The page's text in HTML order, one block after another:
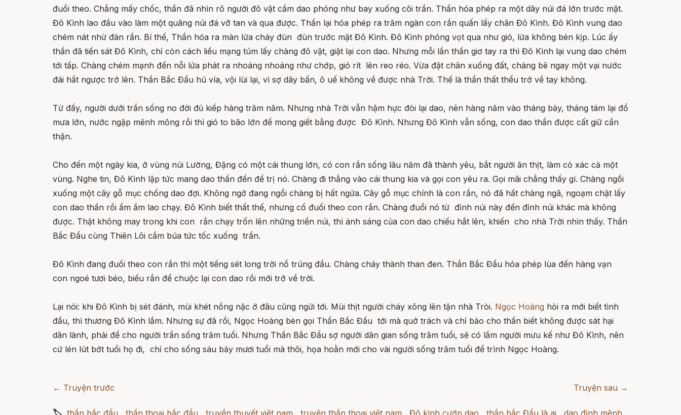
đuổi theo. Chẳng mấy chốc, thần đã nhìn rõ người đô vật cầm dao phóng như bay xuống cõi trần. Thần hóa phép ra một dãy núi đá lớn trước mặt.
Đô Kình lao đầu vào làm một quãng núi đá vỡ tan và qua được. Thần lại hóa phép ra trăm ngàn con rắn quấn lấy chân Đô Kình. Đô Kình vung dao
chém nát nhừ đàn rắn. Bí thế, Thần hóa ra màn lửa cháy đùn đùn trước mặt Đô Kình. Đô Kình phóng vọt qua như gió, lửa không bén kịp. Lúc ấy
thần đã tiến sát Đô Kình, chỉ còn cách liều mạng túm lấy chàng đô vật, giật lại con dao. Nhưng mỗi lần thần giơ tay ra thì Đô Kình lại vung dao chém
tới tấp. Chàng chém mạnh đến nỗi lửa phát ra nhoáng nhoáng như chớp, gió rít lên reo réo. Vừa đặt chân xuống đất, chàng bê ngay một vại nước
đái hắt ngược trở lên. Thần Bắc Đẩu hú vía, vội lùi lại, vì sợ dây bẩn, ô uế không về được nhà Trời. Thế là thần thất thểu trở về tay không.
Từ đấy, người dưới trần sống no đời đủ kiếp hàng trăm năm. Nhưng nhà Trời vẫn hậm hực đòi lại dao, nên hàng năm vào tháng bảy, tháng tám lại đổ
mưa lớn, nước ngập mênh mông rồi thì gió to bão lớn để mong giết bằng được Đô Kình. Nhưng Đô Kình vẫn sống, con dao thần được cất giữ cẩn
thận.
Cho đến một ngày kia, ở vùng núi Lường, Đặng có một cái thung lớn, có con rắn sống lâu năm đã thành yêu, bắt người ăn thịt, làm cỏ xác cả một
vùng. Nghe tin, Đô Kình lập tức mang dao thần đến để trị nó. Chàng đi thẳng vào cái thung kia và gọi con yêu ra. Gọi mãi chẳng thấy gì. Chàng ngồi
xuống một cây gỗ mục chống dao đợi. Không ngờ đang ngồi chàng bị hất ngửa. Cây gỗ mục chính là con rắn, nó đã hất chàng ngã, ngoạm chặt lấy
con dao thần rồi ầm ầm lao chạy. Đô Kình biết thất thế, nhưng cố đuổi theo con rắn. Chàng đuổi nó từ đỉnh núi này đến đỉnh núi khác mà không
được. Thật không may trong khi con rắn chạy trốn lên những triền núi, thì ánh sáng của con dao chiếu hắt lên, khiến cho nhà Trời nhìn thấy. Thần
Bắc Đẩu cùng Thiên Lôi cầm búa tức tốc xuống trần.
Đô Kình đang đuổi theo con rắn thì một tiếng sét long trời nổ trúng đầu. Chàng cháy thành than đen. Thần Bắc Đẩu hóa phép lùa đến hàng vạn
con ngoé tươi béo, biếu rắn để chuộc lại con dao rồi mới trở về trời.
Lại nói: khi Đô Kình bị sét đánh, mùi khét nồng nặc ở đâu cũng ngửi tới. Mùi thịt người cháy xông lên tận nhà Tròi. Ngọc Hoàng hỏi ra mới biết tình
đầu, thì thương Đô Kình lắm. Nhưng sự đã rồi, Ngọc Hoàng bèn gọi Thần Bắc Đẩu tới mà quở trách và chỉ bảo cho thần biết không được sát hại
dân lành, phải để cho người trần sống trăm tuổi. Nhưng Thần Bắc Đẩu sợ người dân gian sống trăm tuổi, sẽ có lắm người mưu kế như Đô Kình, nên
cứ lén lút bớt tuổi họ đi, chỉ cho sống sáu bảy mươi tuổi mà thôi, họa hoằn mới cho vài người sống trăm tuổi để trình Ngọc Hoàng.
← Truyện trước Truyện sau →
🏷 thần bắc đẩu , thần thoại bắc đẩu , truyền thuyết việt nam , truyện thần thoại việt nam , Đô kình cướp dao , thần bắc Đẩu là ai , dao định mệnh ,